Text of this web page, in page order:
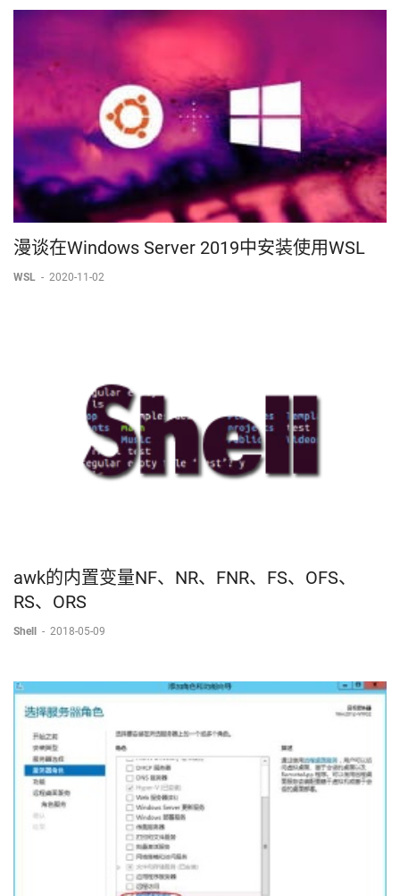
漫谈在Windows Server 2019中安装使用WSL
WSL - 2020-11-02
awk的内置变量NF、NR、FNR、FS、OFS、
RS、ORS
Shell - 2018-05-09